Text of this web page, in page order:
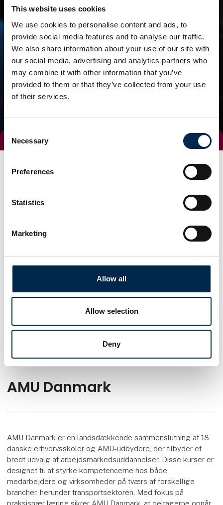
This website uses cookies
We use cookies to personalise content and ads, to
provide social media features and to analyse our traffic.
We also share information about your use of our site with
our social media, advertising and analytics partners who
may combine it with other information that you’ve
provided to them or that they’ve collected from your use
of their services.
Consent
Selection
Necessary
Preferences
Statistics
Marketing
Allow all
Allow selection
Deny
Gå til hjemmeside
AMU Danmark
AMU Danmark er en landsdækkende sammenslutning af 18
danske erhvervsskoler og AMU-udbydere, der tilbyder et
bredt udvalg af arbejdsmarkedsuddannelser. Disse kurser er
designet til at styrke kompetencerne hos både
medarbejdere og virksomheder på tværs af forskellige
brancher, herunder transportsektoren. Med fokus på
praksisnær læring sikrer AMU Danmark, at deltagerne opnår